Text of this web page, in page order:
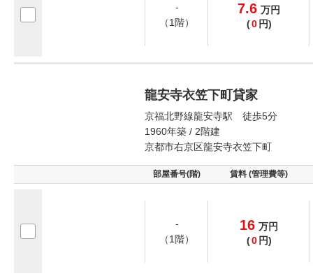
-
（1階）
7.6 万円
(0 円)
龍安寺衣笠下町貸家
京福北野線龍安寺駅 徒歩5分
1960年築 / 2階建
京都市右京区龍安寺衣笠下町
部屋番号(階) 賃料 (管理費等)
-
（1階）
16 万円
(0 円)